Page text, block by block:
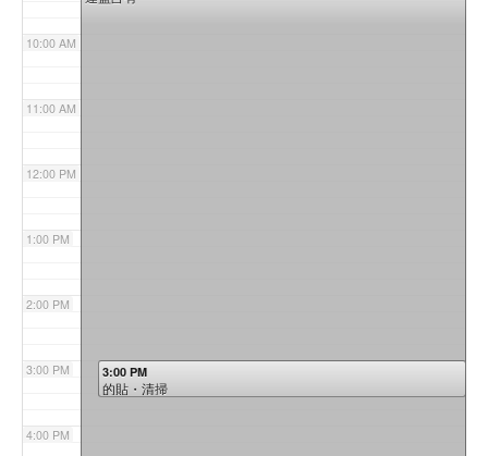
10:00 AM
11:00 AM
12:00 PM
1:00 PM
2:00 PM
3:00 PM
4:00 PM
3:00 PM
的貼・清掃